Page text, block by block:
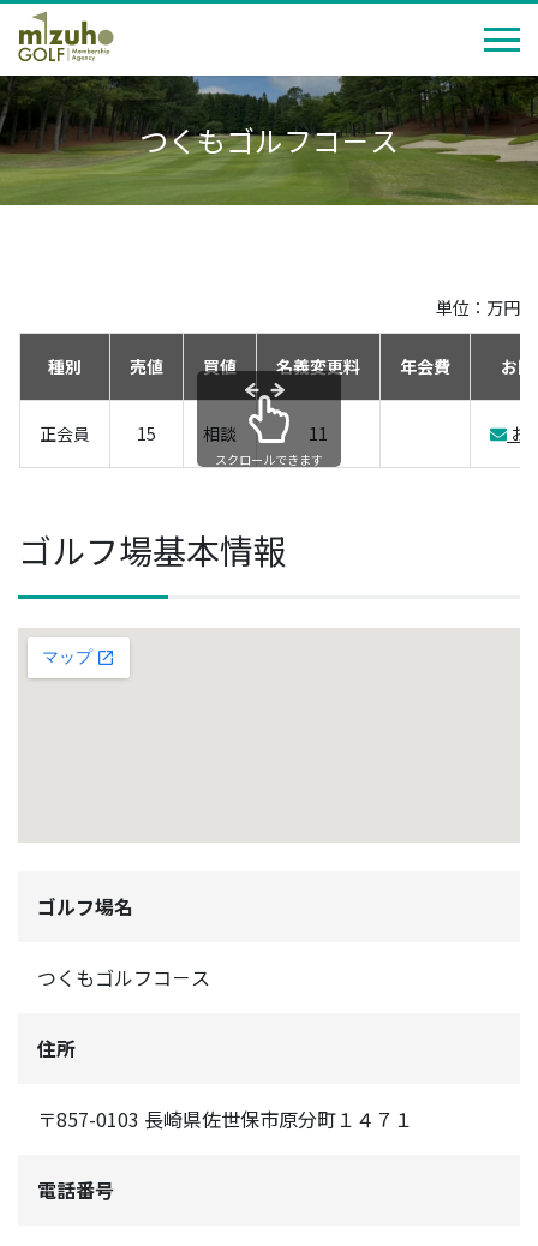
つくもゴルフコ－ス
単位：万円
種別 売値 買値 名義変更料 年会費 お
正会員 15 相談 11 お
スクロールできます
ゴルフ場基本情報
ゴルフ場名
つくもゴルフコ－ス
住所
〒857-0103 長崎県佐世保市原分町１４７１
電話番号